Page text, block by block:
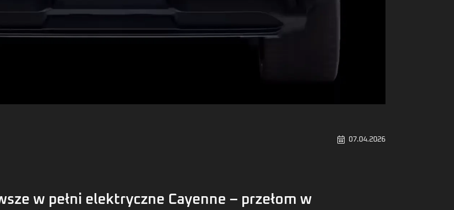
07.04.2026
w pełni elektryczne Cayenne – przełom w